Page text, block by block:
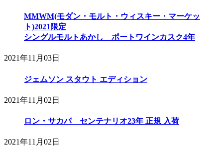
MMWM(モダン・モルト・ウィスキー・マーケッ
ト)2021限定
シングルモルトあかし ポートワインカスク4年
2021年11月03日
ジェムソン スタウト エディション
2021年11月02日
ロン・サカパ センテナリオ23年 正規 入荷
2021年11月02日